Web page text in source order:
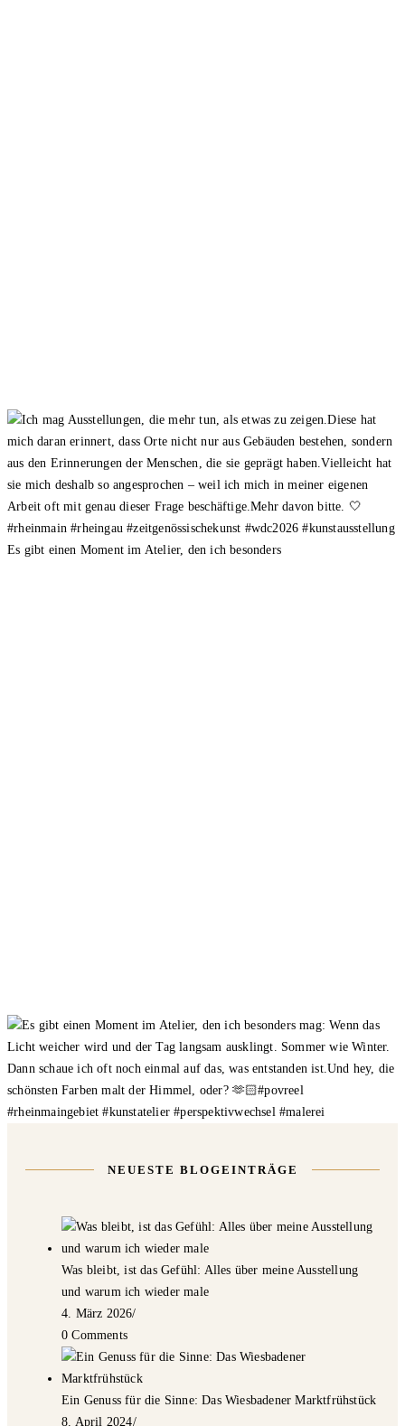
Es gibt einen Moment im Atelier, den ich besonders
NEUESTE BLOGEINTRÄGE
Was bleibt, ist das Gefühl: Alles über meine Ausstellung
und warum ich wieder male
4. März 2026/
0 Comments
Ein Genuss für die Sinne: Das Wiesbadener Marktfrühstück
8. April 2024/